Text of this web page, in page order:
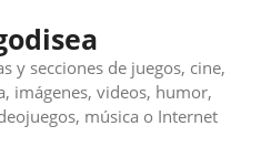
y secciones de juegos, cine,
imágenes, videos, humor,
música o Internet